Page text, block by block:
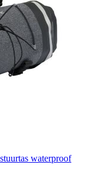
waterproof